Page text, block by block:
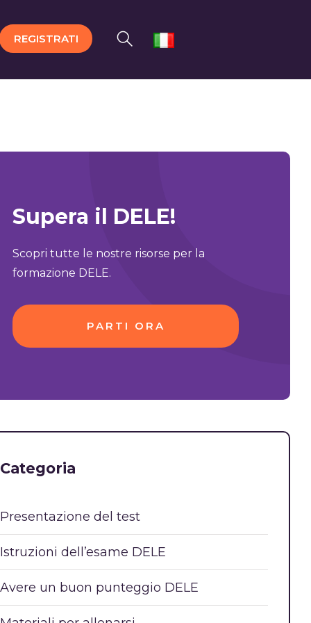
REGISTRATI
Supera il DELE!
Scopri tutte le nostre risorse per la
formazione DELE.
PARTI ORA
Categoria
Presentazione del test
Istruzioni dell’esame DELE
Avere un buon punteggio DELE